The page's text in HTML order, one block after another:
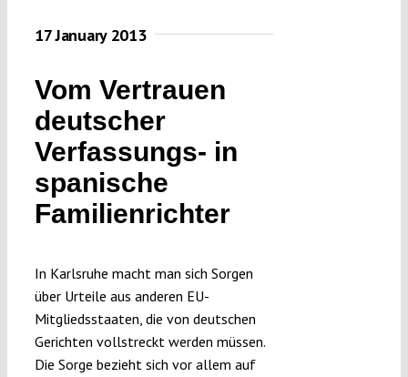
Verfassungs
Verfassungs
editorial
Funding
Projects
17 January 2013
Vom Vertrauen
deutscher
Verfassungs- in
spanische
Familienrichter
In Karlsruhe macht man sich Sorgen
über Urteile aus anderen EU-
Mitgliedsstaaten, die von deutschen
Gerichten vollstreckt werden müssen.
Die Sorge bezieht sich vor allem auf